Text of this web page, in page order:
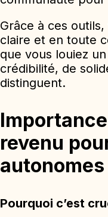
Grâce à ces
claire et en toute
que vous louiez
crédibilité, de
distinguent.
revenu
autonomes
Pourquoi c’est